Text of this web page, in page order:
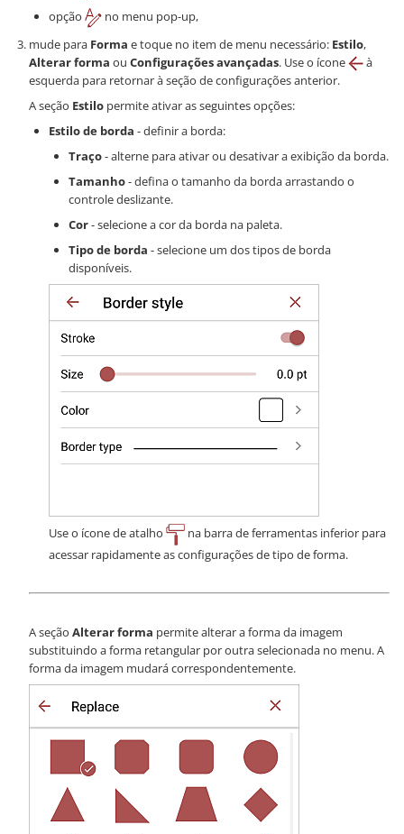
opção
no menu pop-up,
mude para Forma e toque no item de menu necessário: Estilo,
Alterar forma ou Configurações avançadas. Use o ícone
à
esquerda para retornar à seção de configurações anterior.
A seção Estilo permite ativar as seguintes opções:
Estilo de borda - definir a borda:
Traço- alterne para ativar ou desativar a exibição da borda.
Tamanho- defina o tamanho da borda arrastando o
controle deslizante.
Cor- selecione a cor da borda na paleta.
Tipo de borda - selecione um dos tipos de borda
disponíveis.
Use o ícone de atalho
na barra de ferramentas inferior para
acessar rapidamente as configurações de tipo de forma.
A seção Alterar forma permite alterar a forma da imagem
substituindo a forma retangular por outra selecionada no menu. A
forma da imagem mudará correspondentemente.